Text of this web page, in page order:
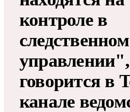
контроле в
следственном
говорится в
канале